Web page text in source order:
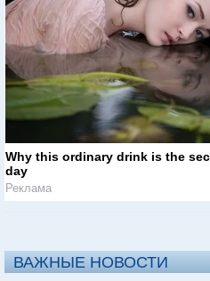
Why this ordinary drink is the
day
Реклама
ВАЖНЫЕ НОВОСТИ